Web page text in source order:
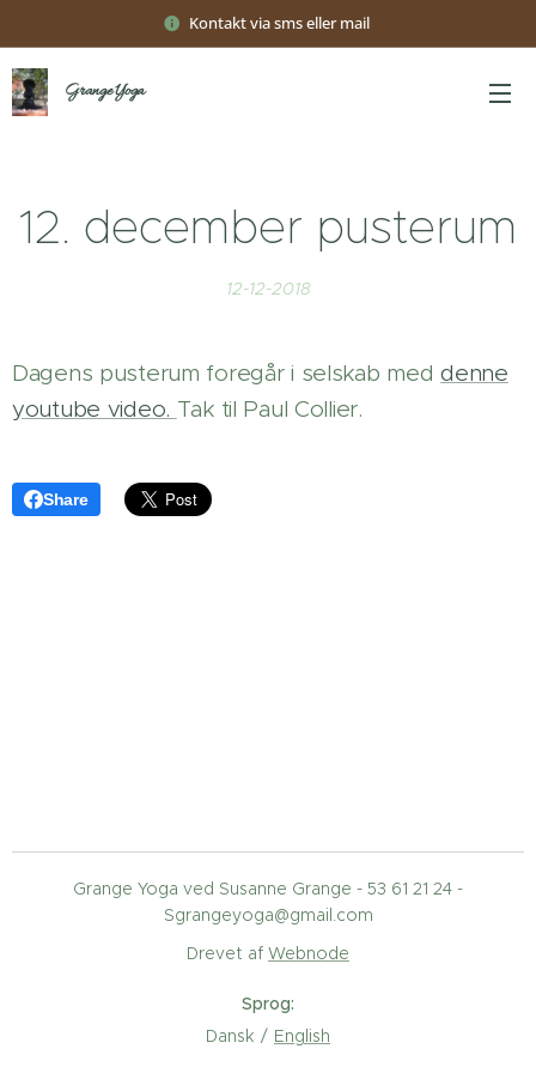
Kontakt via sms eller mail
Grange Yoga
12. december pusterum
12-12-2018
Dagens pusterum foregår i selskab meddenne
youtube video. Tak til Paul Collier.
Share
Grange Yoga ved Susanne Grange - 53 61 21 24 -
Sgrangeyoga@gmail.com
Drevet af Webnode
Sprog
Dansk
English